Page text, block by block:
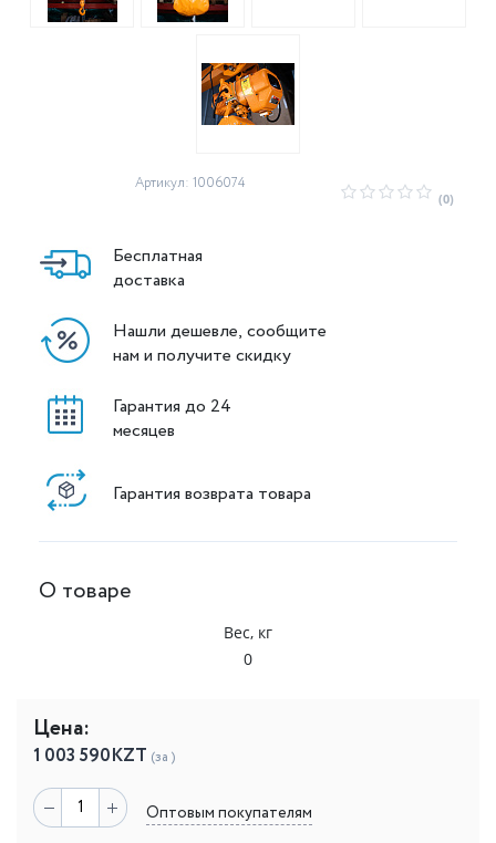
Артикул: 1006074
(0)
Бесплатная
доставка
Нашли дешевле, сообщите
нам и получите скидку
Гарантия до 24
месяцев
Гарантия возврата товара
О товаре
Вес, кг
0
Цена:
1 003 590KZT (за )
Оптовым покупателям